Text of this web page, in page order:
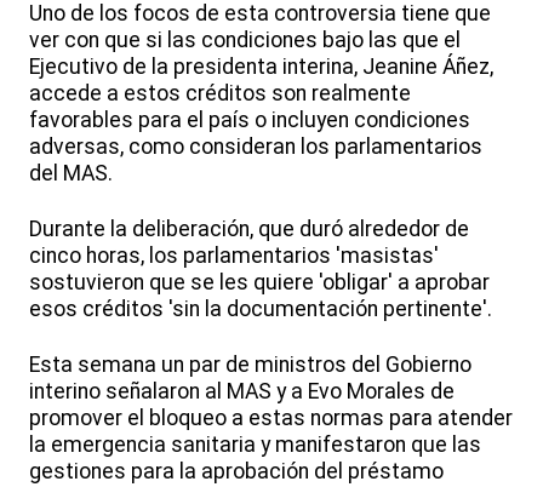
Uno de los focos de esta controversia tiene que
ver con que si las condiciones bajo las que el
Ejecutivo de la presidenta interina, Jeanine Áñez,
accede a estos créditos son realmente
favorables para el país o incluyen condiciones
adversas, como consideran los parlamentarios
del MAS.
Durante la deliberación, que duró alrededor de
cinco horas, los parlamentarios 'masistas'
sostuvieron que se les quiere 'obligar' a aprobar
esos créditos 'sin la documentación pertinente'.
Esta semana un par de ministros del Gobierno
interino señalaron al MAS y a Evo Morales de
promover el bloqueo a estas normas para atender
la emergencia sanitaria y manifestaron que las
gestiones para la aprobación del préstamo